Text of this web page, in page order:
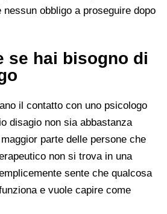
obbligo a proseguire dopo
se hai bisogno di
il contatto con uno psicologo
disagio non sia abbastanza
parte delle persone che
non si trova in una
sente che qualcosa
e vuole capire come